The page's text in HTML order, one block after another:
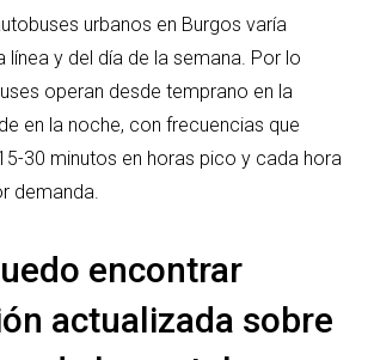
urbanos en Burgos varía
línea y del día de la semana. Por lo
operan desde temprano en la
en la noche, con frecuencias que
30 minutos en horas pico y cada hora
demanda.
encontrar
actualizada sobre